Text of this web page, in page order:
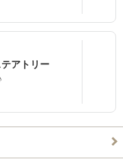
アトリー